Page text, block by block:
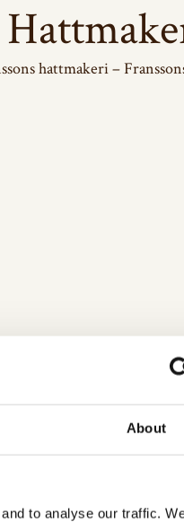
About
to analyse our traffic.
hattmakeri –